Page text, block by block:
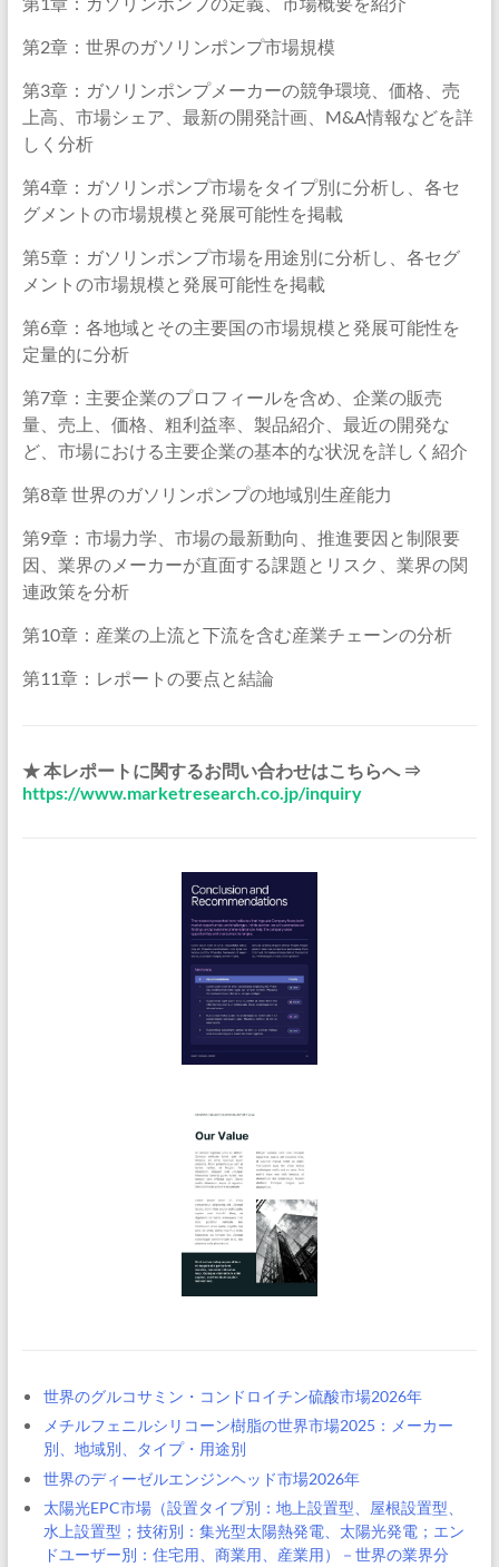
第2章：世界のガソリンポンプ市場規模
第3章：ガソリンポンプメーカーの競争環境、価格、売
上高、市場シェア、最新の開発計画、M&A情報などを詳
しく分析
第4章：ガソリンポンプ市場をタイプ別に分析し、各セ
グメントの市場規模と発展可能性を掲載
第5章：ガソリンポンプ市場を用途別に分析し、各セグ
メントの市場規模と発展可能性を掲載
第6章：各地域とその主要国の市場規模と発展可能性を
定量的に分析
第7章：主要企業のプロフィールを含め、企業の販売
量、売上、価格、粗利益率、製品紹介、最近の開発な
ど、市場における主要企業の基本的な状況を詳しく紹介
第8章 世界のガソリンポンプの地域別生産能力
第9章：市場力学、市場の最新動向、推進要因と制限要
因、業界のメーカーが直面する課題とリスク、業界の関
連政策を分析
第10章：産業の上流と下流を含む産業チェーンの分析
第11章：レポートの要点と結論
★ 本レポートに関するお問い合わせはこちらへ ⇒
https://www.marketresearch.co.jp/inquiry
世界のグルコサミン・コンドロイチン硫酸市場2026年
メチルフェニルシリコーン樹脂の世界市場2025：メーカー
別、地域別、タイプ・用途別
世界のディーゼルエンジンヘッド市場2026年
太陽光EPC市場（設置タイプ別：地上設置型、屋根設置型、
水上設置型；技術別：集光型太陽熱発電、太陽光発電；エン
ドユーザー別：住宅用、商業用、産業用）－世界の業界分